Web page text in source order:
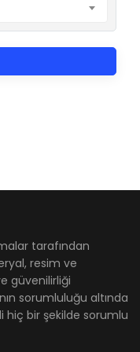
tarafından
resim ve
güvenilirliği
sorumluluğu altında
hiç bir şekilde sorumlu